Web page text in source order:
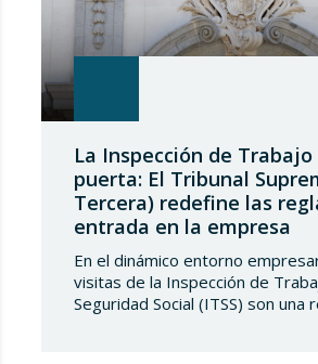
La Inspección de
puerta: El Tribunal
Tercera) redefine las
entrada en la empresa
En el dinámico entorno
visitas de la Inspección de
Seguridad Social (ITSS) son una